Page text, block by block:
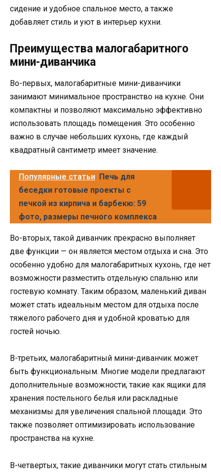
сидение и удобное спальное место, а также
добавляет стиль и уют в интерьер кухни.
Преимущества малогабаритного
мини-диванчика
Во-первых, малогабаритные мини-диванчики
занимают минимальное пространство на кухне. Они
компактны и позволяют максимально эффективно
использовать площадь помещения. Это особенно
важно в случае небольших кухонь, где каждый
квадратный сантиметр имеет значение.
Популярные статьи Печь для
беседки готовые проекты с
печкой из кирпича и барбекю: 59
фото, размеры печного комплекса
Во-вторых, такой диванчик прекрасно выполняет
две функции — он является местом отдыха и сна. Это
особенно удобно для малогабаритных кухонь, где нет
возможности разместить отдельную спальню или
гостевую комнату. Таким образом, маленький диван
может стать идеальным местом для отдыха после
тяжелого рабочего дня и удобной кроватью для
гостей ночью.
В-третьих, малогабаритный мини-диванчик может
быть функциональным. Многие модели предлагают
дополнительные возможности, такие как ящики для
хранения постельного белья или раскладные
механизмы для увеличения спальной площади. Это
также позволяет оптимизировать использование
пространства на кухне.
В-четвертых, такие диванчики могут стать стильным